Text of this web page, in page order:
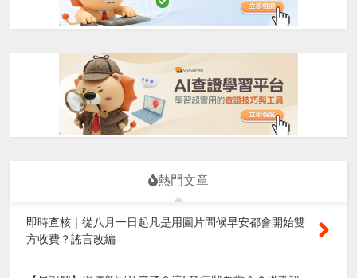
熱門文章
即時查核｜從八月一日起凡是用圖片問候早安都會開始雙
方收費？謠言改編